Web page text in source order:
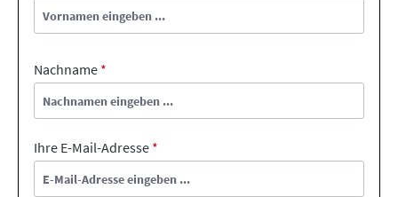
Nachname *
Ihre E-Mail-Adresse *